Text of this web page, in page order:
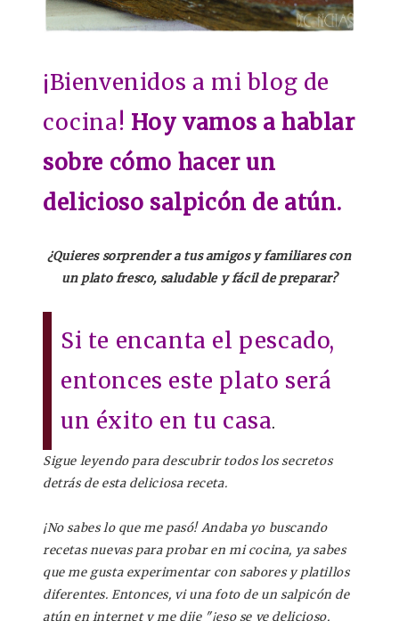
¡Bienvenidos a mi blog de
cocina! Hoy vamos a hablar
sobre cómo hacer un
delicioso salpicón de atún.
¿Quieres sorprender a tus amigos y familiares con
un plato fresco, saludable y fácil de preparar?
Si te encanta el pescado,
entonces este plato será
un éxito en tu casa.
Sigue leyendo para descubrir todos los secretos
detrás de esta deliciosa receta.
¡No sabes lo que me pasó! Andaba yo buscando
recetas nuevas para probar en mi cocina, ya sabes
que me gusta experimentar con sabores y platillos
diferentes. Entonces, vi una foto de un salpicón de
atún en internet y me dije "¡eso se ve delicioso,